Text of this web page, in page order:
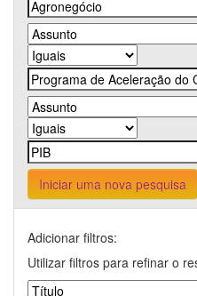
Iniciar uma nova pesquisa
Adicionar filtros:
Utilizar filtros para refinar o